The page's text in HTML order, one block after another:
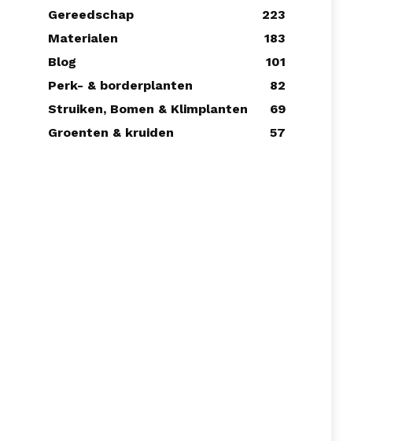
Gereedschap
223
Materialen
183
Blog
101
Perk- & borderplanten
82
Struiken, Bomen & Klimplanten
69
Groenten & kruiden
57